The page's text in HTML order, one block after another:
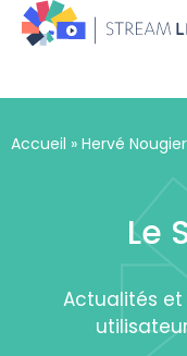
Accueil » Hervé Nougier
Le
Actualités